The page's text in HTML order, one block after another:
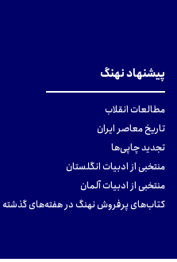
پیشنهاد نهنگ
مطالعات انقلاب
تاریخ معاصر ایران
تجدید چاپی‌ها
منتخبی از ادبیات انگلستان
منتخبی از ادبیات آلمان
کتاب‌های پرفروش نهنگ در هفته‌های گذشته